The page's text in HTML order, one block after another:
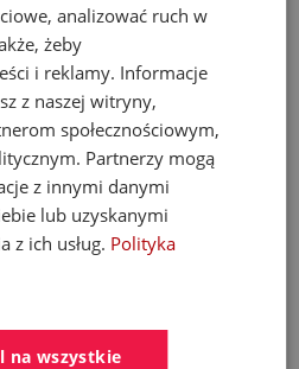
analizować ruch w
żeby
i reklamy. Informacje
z naszej witryny,
społecznościowym,
Partnerzy mogą
z innymi danymi
lub uzyskanymi
z ich usług. Polityka
na wszystkie